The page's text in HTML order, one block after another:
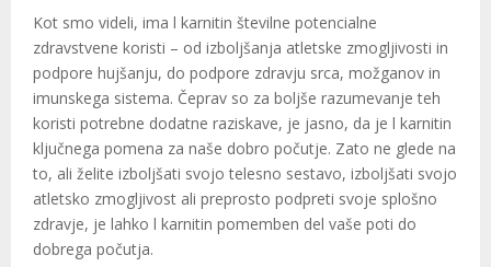
Kot smo videli, ima l karnitin številne potencialne
zdravstvene koristi – od izboljšanja atletske zmogljivosti in
podpore hujšanju, do podpore zdravju srca, možganov in
imunskega sistema. Čeprav so za boljše razumevanje teh
koristi potrebne dodatne raziskave, je jasno, da je l karnitin
ključnega pomena za naše dobro počutje. Zato ne glede na
to, ali želite izboljšati svojo telesno sestavo, izboljšati svojo
atletsko zmogljivost ali preprosto podpreti svoje splošno
zdravje, je lahko l karnitin pomemben del vaše poti do
dobrega počutja.